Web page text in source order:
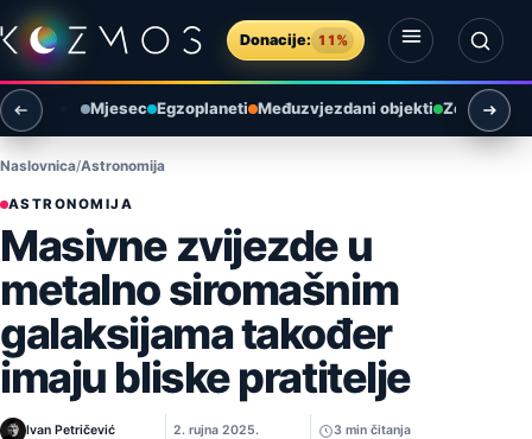
Preskoči na sadržaj
Donacije: 11%
Otvori izbornik
Otvori pretragu
Mjesec Egzoplaneti Međuzvjezdani objekti Zemlja i
Naslovnica Astronomija
ASTRONOMIJA
Masivne zvijezde u
metalno siromašnim
galaksijama također
imaju bliske pratitelje
Ivan Petričević 2. rujna 2025. 3 min čitanja